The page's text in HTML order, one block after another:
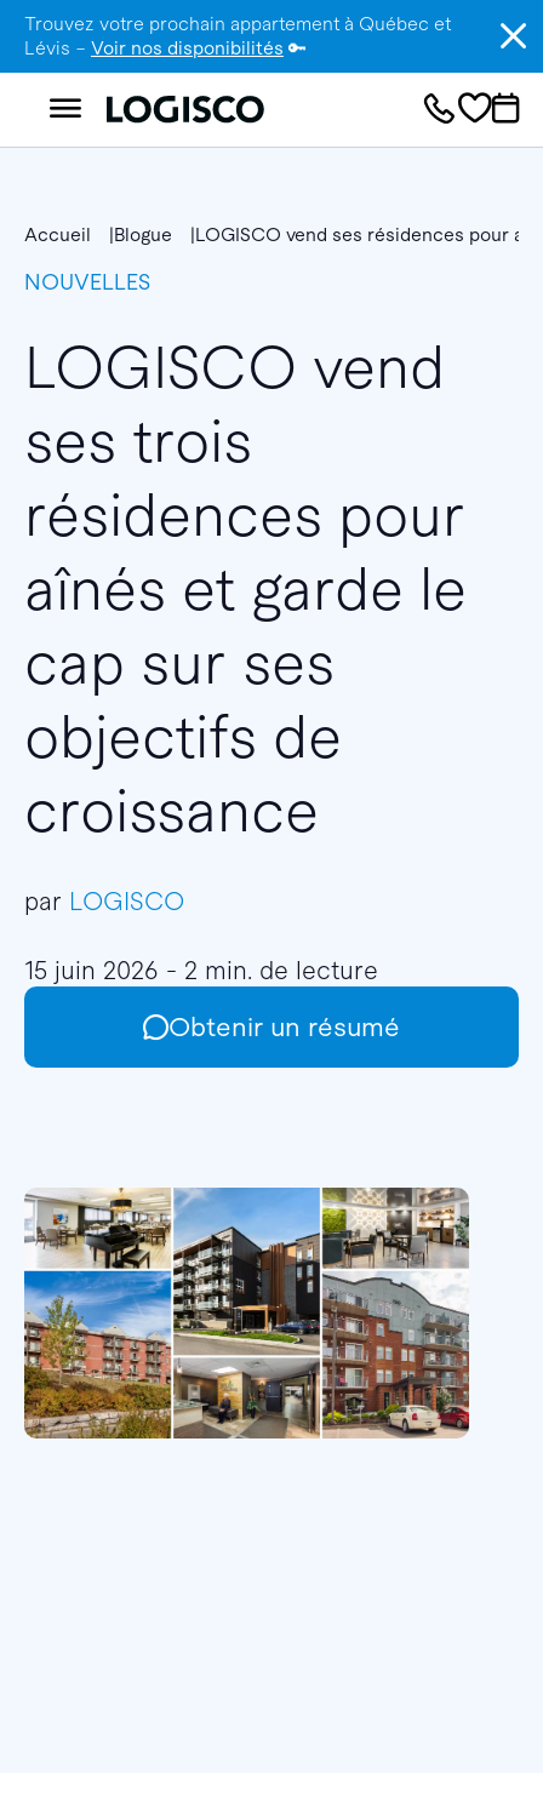
Trouvez votre prochain appartement à Québec et
Lévis – Voir nos disponibilités 🔑
Accueil Blogue LOGISCO vend ses résidences pour
NOUVELLES
LOGISCO vend
ses trois
résidences pour
aînés et garde le
cap sur ses
objectifs de
croissance
par LOGISCO
15 juin 2026 - 2 min. de lecture
Obtenir un résumé